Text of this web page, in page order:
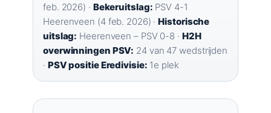
feb. 2026) · Bekeruitslag: PSV 4-1
Heerenveen (4 feb. 2026) ·Historische
uitslag: Heerenveen – PSV 0-8 · H2H
overwinningen PSV: 24 van 47 wedstrijden
· PSV positie Eredivisie: 1e plek